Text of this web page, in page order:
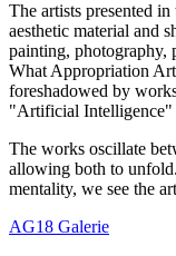
The artists presented
aesthetic material and
painting, photography,
What Appropriation
foreshadowed by
"Artificial Intelligence"
The works oscillate
allowing both to
mentality, we see the
AG18 Galerie